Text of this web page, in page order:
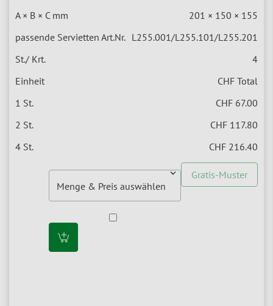
201 × 150 × 155
L255.001/L255.101/L255.201
4
CHF Total
CHF 67.00
CHF 117.80
CHF 216.40
Gratis-Muster